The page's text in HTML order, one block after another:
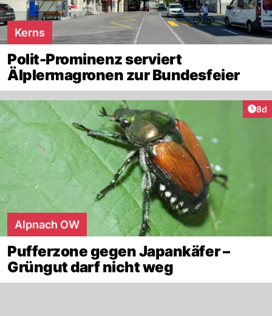
Kerns
Polit-Prominenz serviert
Älplermagronen zur Bundesfeier
8d
Alpnach OW
Pufferzone gegen Japankäfer –
Grüngut darf nicht weg